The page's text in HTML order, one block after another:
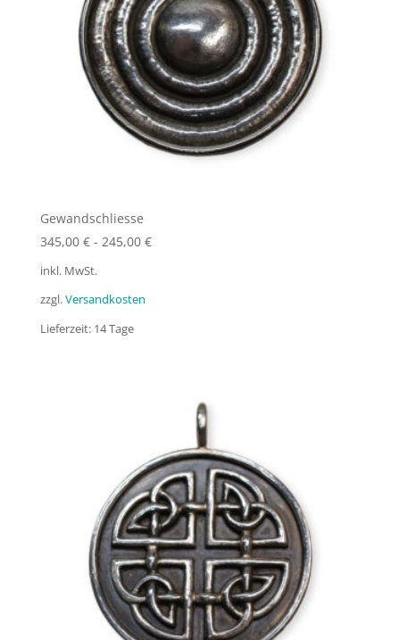
Gewandschliesse
345,00 €- 245,00 €
inkl. MwSt.
zzgl.Versandkosten
Lieferzeit: 14 Tage